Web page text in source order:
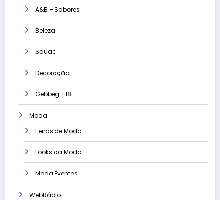
A&B – Sabores
Beleza
Saúde
Decoração
Gebbeg +18
Moda
Feiras de Moda
Looks da Moda
Moda Eventos
WebRádio